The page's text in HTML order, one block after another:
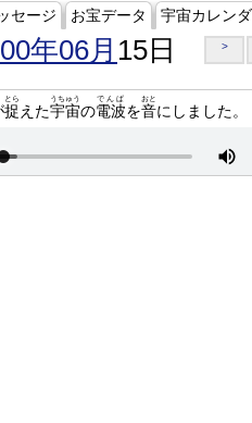
セージ お宝データ 宇宙カレン
年06月 15日 >
捉
とら
えた宇宙
うちゅう
の電波
でんぱ
を音
おと
にしました。